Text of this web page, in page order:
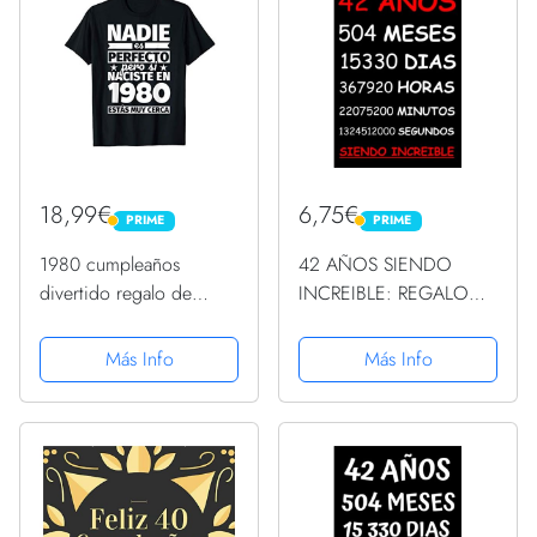
18,99€ PRIME
PRIME
1980 cumpleaños
divertido regalo de
Más Info
6,75€ PRIME
PRIME
42 AÑOS SIENDO
INCREIBLE: REGALO
AÑOS DE
CUMPLEAÑOS
ORIGINAL Y DIVERTIDO
APUNTES O AGENDA,
DIARIO, LEBRETA DE
NOTAS..
Más Info